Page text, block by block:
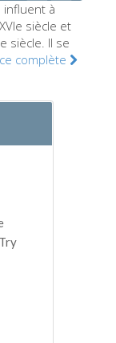
influent à
siècle et
siècle. Il se
complète